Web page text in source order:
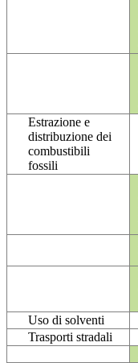
Estrazione e
distribuzione dei
combustibili
fossili
Uso di solventi
Trasporti stradali